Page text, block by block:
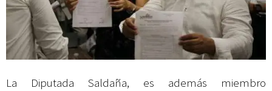
La Diputada Saldaña, es además miembro